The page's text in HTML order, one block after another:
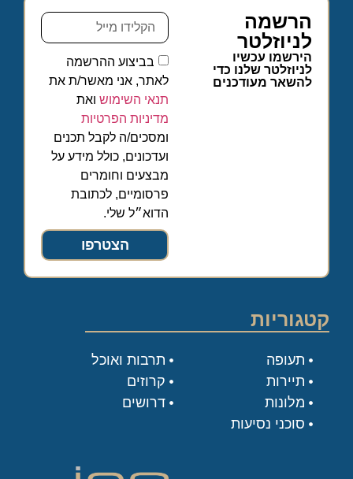
הרשמה
לניוזלטר
הירשמו עכשיו
לניוזלטר שלנו כדי
להשאר מעודכנים
בביצוע ההרשמה
לאתר, אני מאשר/ת את
תנאי השימוש ואת
מדיניות הפרטיות
ומסכים/ה לקבל תכנים
ועדכונים, כולל מידע על
מבצעים וחומרים
פרסומיים, לכתובת
הדוא״ל שלי.
הצטרפו
קטגוריות
תעופה
תיירות
מלונות
סוכני נסיעות
תרבות ואוכל
קרוזים
דרושים